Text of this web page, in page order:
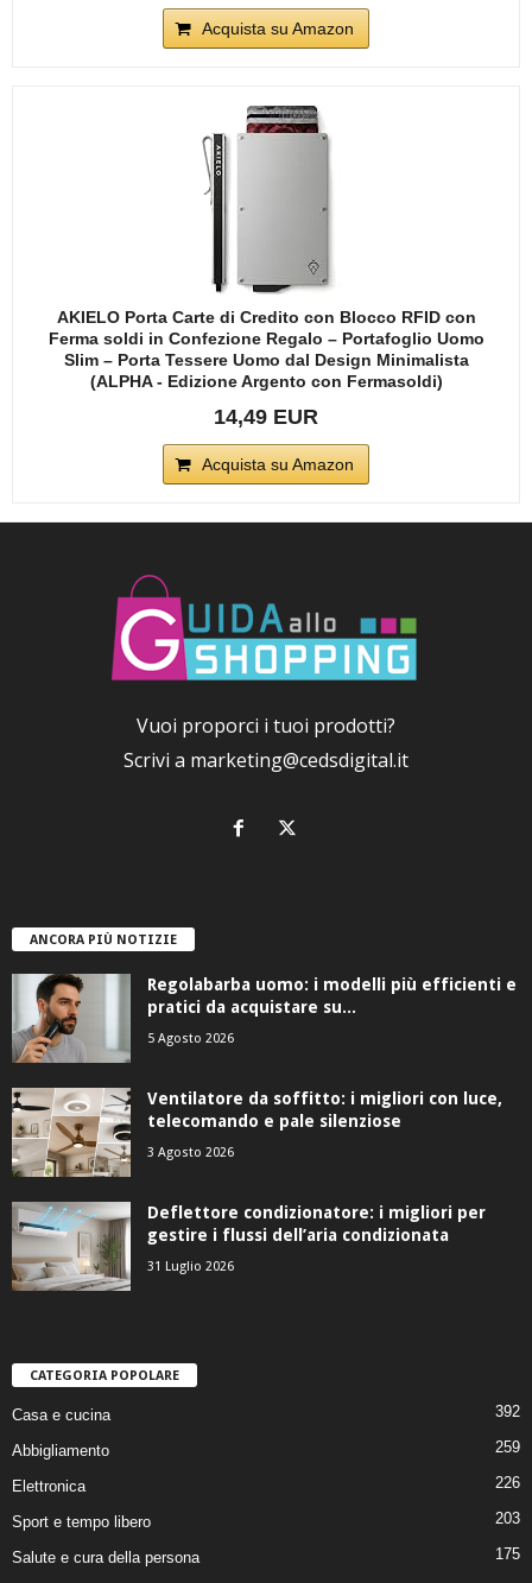
Acquista su Amazon
AKIELO Porta Carte di Credito con Blocco RFID con
Ferma soldi in Confezione Regalo – Portafoglio Uomo
Slim – Porta Tessere Uomo dal Design Minimalista
(ALPHA - Edizione Argento con Fermasoldi)
14,49 EUR
Acquista su Amazon
Vuoi proporci i tuoi prodotti?
Scrivi a marketing@cedsdigital.it
ANCORA PIÙ NOTIZIE
Regolabarba uomo: i modelli più efficienti e
pratici da acquistare su...
5 Agosto 2026
Ventilatore da soffitto: i migliori con luce,
telecomando e pale silenziose
3 Agosto 2026
Deflettore condizionatore: i migliori per
gestire i flussi dell’aria condizionata
31 Luglio 2026
CATEGORIA POPOLARE
Casa e cucina 392
Abbigliamento 259
Elettronica 226
Sport e tempo libero 203
Salute e cura della persona
175